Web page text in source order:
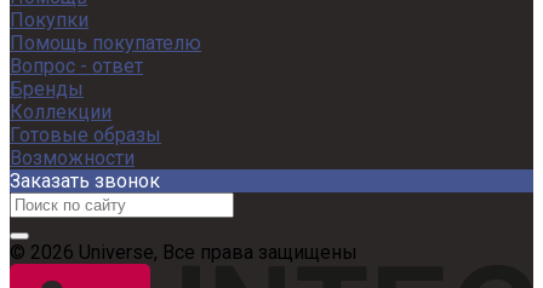
Покупки
Помощь покупателю
Вопрос - ответ
Бренды
Коллекции
Готовые образы
Возможности
Заказать звонок
© 2026 Universe, Все права защищены